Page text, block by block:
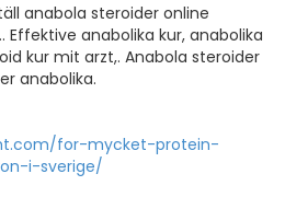
anabola steroider online
Effektive anabolika kur, anabolika
kur mit arzt,. Anabola steroider
anabolika.
for-mycket-protein-
i-sverige/